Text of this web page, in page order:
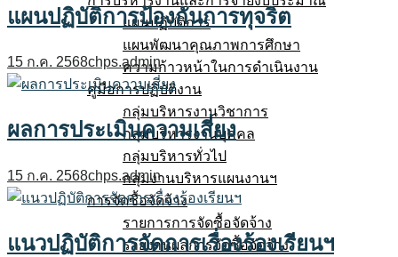
แผนปฏิบัติการ
แผนพัฒนาคุณภาพการศึกษา
ความก้าวหน้าในการดำเนินงาน
คู่มือการปฏิบัติงาน
กลุ่มบริหารงานวิชาการ
กลุ่มบริหารงานบุคคล
กลุ่มบริหารทั่วไป
กลุ่มงานบริหารแผนงานฯ
การจัดซื้อจัดจ้าง
รายการการจัดซื้อจัดจ้าง
รายงานผลการจัดซื้อจัดจ้าง
แผนปฏิบัติการป้องกันการทุจริต
15 ก.ค. 2568chps.admin
ผลการประเมินความเสี่ยง
15 ก.ค. 2568chps.admin
แนวปฏิบัติการจัดการเรื่องร้องเรียนฯ